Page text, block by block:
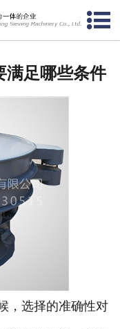
网站首页
资质荣誉
服务准则
视频中心
满足哪些条件
，选择的准确性对